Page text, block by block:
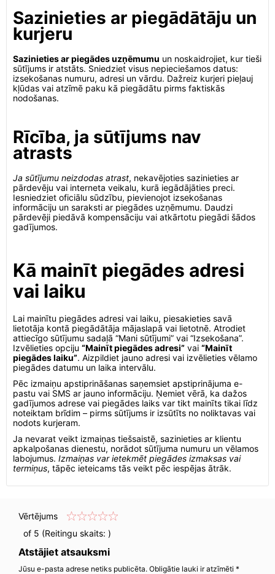
Sazinieties ar piegādātāju un
kurjeru
Sazinieties ar piegādes uzņēmumu un noskaidrojiet, kur tieši
sūtījums ir atstāts. Sniedziet visus nepieciešamos datus:
izsekošanas numuru, adresi un vārdu. Dažreiz kurjeri pieļauj
kļūdas vai atzīmē paku kā piegādātu pirms faktiskās
nodošanas.
Rīcība, ja sūtījums nav
atrasts
Ja sūtījumu neizdodas atrast, nekavējoties sazinieties ar
pārdevēju vai interneta veikalu, kurā iegādājāties preci.
Iesniedziet oficiālu sūdzību, pievienojot izsekošanas
informāciju un saraksti ar piegādes uzņēmumu. Daudzi
pārdevēji piedāvā kompensāciju vai atkārtotu piegādi šādos
gadījumos.
Kā mainīt piegādes adresi
vai laiku
Lai mainītu piegādes adresi vai laiku, piesakieties savā
lietotāja kontā piegādātāja mājaslapā vai lietotnē. Atrodiet
attiecīgo sūtījumu sadaļā “Mani sūtījumi” vai “Izsekošana”.
Izvēlieties opciju “Mainīt piegādes adresi” vai “Mainīt
piegādes laiku”. Aizpildiet jauno adresi vai izvēlieties vēlamo
piegādes datumu un laika intervālu.
Pēc izmaiņu apstiprināšanas saņemsiet apstiprinājuma e-
pastu vai SMS ar jauno informāciju. Ņemiet vērā, ka dažos
gadījumos adrese vai piegādes laiks var tikt mainīts tikai līdz
noteiktam brīdim – pirms sūtījums ir izsūtīts no noliktavas vai
nodots kurjeram.
Ja nevarat veikt izmaiņas tiešsaistē, sazinieties ar klientu
apkalpošanas dienestu, norādot sūtījuma numuru un vēlamos
labojumus. Izmaiņas var ietekmēt piegādes izmaksas vai
termiņus, tāpēc ieteicams tās veikt pēc iespējas ātrāk.
Vērtējums
of 5 (Reitingu skaits: )
Atstājiet atsauksmi
Jūsu e-pasta adrese netiks publicēta. Obligātie lauki ir atzīmēti *